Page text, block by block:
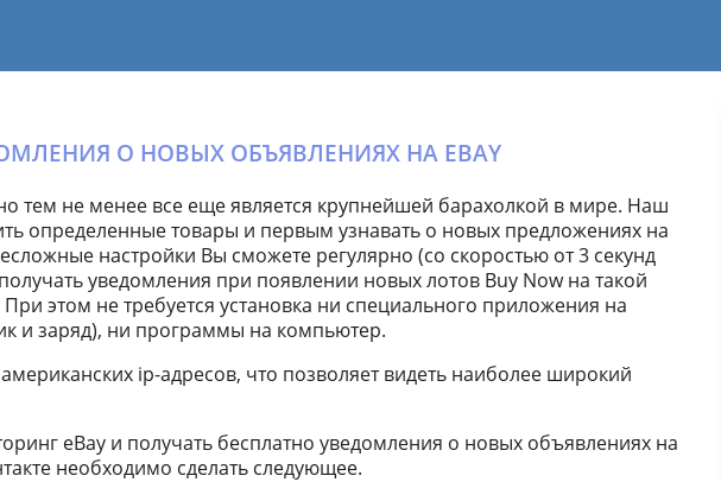
О НОВЫХ ОБЪЯВЛЕНИЯХ НА EBAY
тем не менее все еще является крупнейшей барахолкой в мире. Наш
определенные товары и первым узнавать о новых предложениях на
настройки Вы сможете регулярно (со скоростью от 3 секунд
уведомления при появлении новых лотов Buy Now на такой
этом не требуется установка ни специального приложения на
и заряд), ни программы на компьютер.
ip-адресов, что позволяет видеть наиболее широкий
eBay и получать бесплатно уведомления о новых объявлениях на
необходимо сделать следующее.